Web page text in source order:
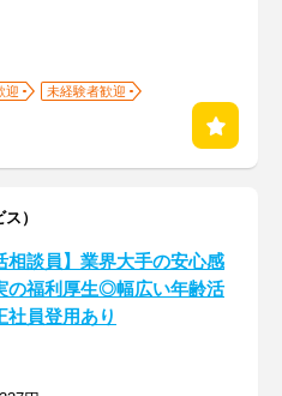
迎
未経験者歓迎
）
相談員】業界大手の安心感
の福利厚生◎幅広い年齢活
員登用あり